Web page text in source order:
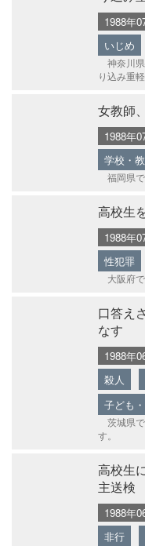
1988年
いじめ
神奈川
り込み重
女教師
1988年
学校・
福岡県で
高校生
1988年
性犯罪
大阪府で
口答え
なす
1988年
殺人
子ども
茨城県
す。
高校生
主送検
1988年
非行